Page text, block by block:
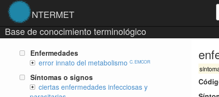
NTERMET
Base de conocimiento terminológico
Enfermedades
error innato del metabolismo C. EMCOR
Síntomas o signos
ciertas enfermedades infecciosas y